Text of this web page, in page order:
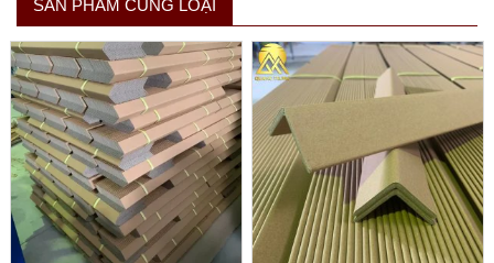
SẢN PHẨM CÙNG LOẠI